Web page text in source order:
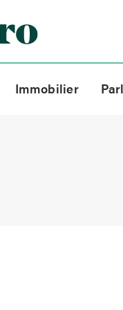
Immobilier